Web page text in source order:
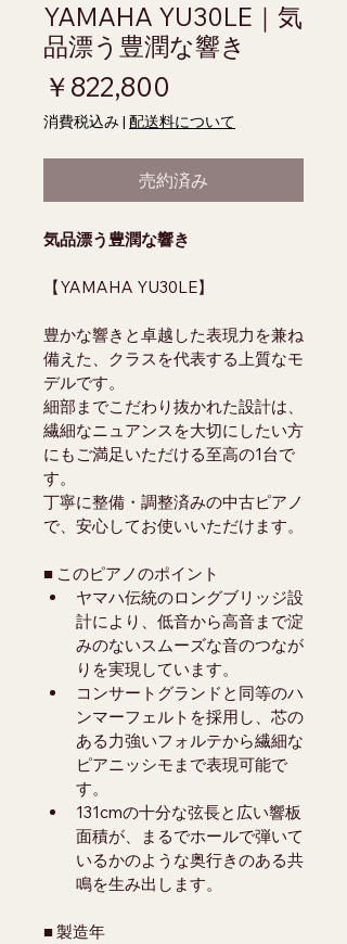
YAMAHA YU30LE｜気
品漂う豊潤な響き
￥822,800
消費税込み | 配送料について
売約済み
気品漂う豊潤な響き
【YAMAHA YU30LE】
豊かな響きと卓越した表現力を兼ね
備えた、クラスを代表する上質なモ
デルです。
細部までこだわり抜かれた設計は、
繊細なニュアンスを大切にしたい方
にもご満足いただける至高の1台で
す。
丁寧に整備・調整済みの中古ピアノ
で、安心してお使いいただけます。
■ このピアノのポイント
ヤマハ伝統のロングブリッジ設
計により、低音から高音まで淀
みのないスムーズな音のつなが
りを実現しています。
コンサートグランドと同等のハ
ンマーフェルトを採用し、芯の
ある力強いフォルテから繊細な
ピアニッシモまで表現可能で
す。
131cmの十分な弦長と広い響板
面積が、まるでホールで弾いて
いるかのような奥行きのある共
鳴を生み出します。
■ 製造年